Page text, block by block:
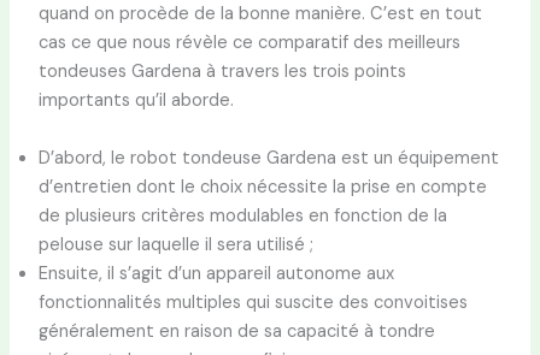
quand on procède de la bonne manière. C’est en tout
cas ce que nous révèle ce comparatif des meilleurs
tondeuses Gardena à travers les trois points
importants qu’il aborde.
D’abord, le robot tondeuse Gardena est un équipement
d’entretien dont le choix nécessite la prise en compte
de plusieurs critères modulables en fonction de la
pelouse sur laquelle il sera utilisé ;
Ensuite, il s’agit d’un appareil autonome aux
fonctionnalités multiples qui suscite des convoitises
généralement en raison de sa capacité à tondre